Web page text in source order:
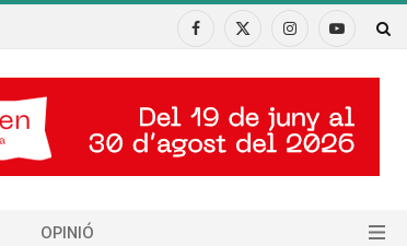
Facebook
X
InstagramYouTube
OPINIÓ